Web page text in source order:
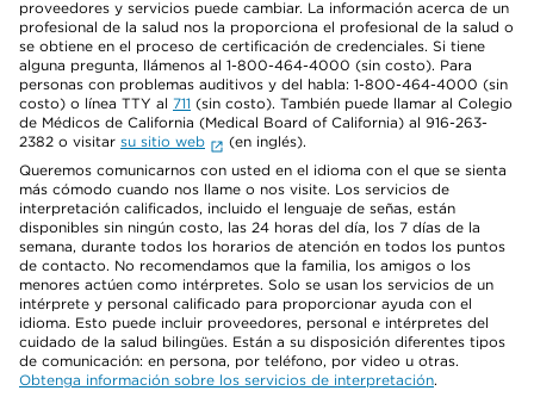
proveedores y servicios puede cambiar. La información acerca de un
profesional de la salud nos la proporciona el profesional de la salud o
se obtiene en el proceso de certificación de credenciales. Si tiene
alguna pregunta, llámenos al 1-800-464-4000 (sin costo). Para
personas con problemas auditivos y del habla: 1-800-464-4000 (sin
costo) o línea TTY al 711 (sin costo). También puede llamar al Colegio
de Médicos de California (Medical Board of California) al 916-263-
2382 o visitar su sitio web
(en inglés).
Queremos comunicarnos con usted en el idioma con el que se sienta
más cómodo cuando nos llame o nos visite. Los servicios de
interpretación calificados, incluido el lenguaje de señas, están
disponibles sin ningún costo, las 24 horas del día, los 7 días de la
semana, durante todos los horarios de atención en todos los puntos
de contacto. No recomendamos que la familia, los amigos o los
menores actúen como intérpretes. Solo se usan los servicios de un
intérprete y personal calificado para proporcionar ayuda con el
idioma. Esto puede incluir proveedores, personal e intérpretes del
cuidado de la salud bilingües. Están a su disposición diferentes tipos
de comunicación: en persona, por teléfono, por video u otras.
Obtenga información sobre los servicios de interpretación.